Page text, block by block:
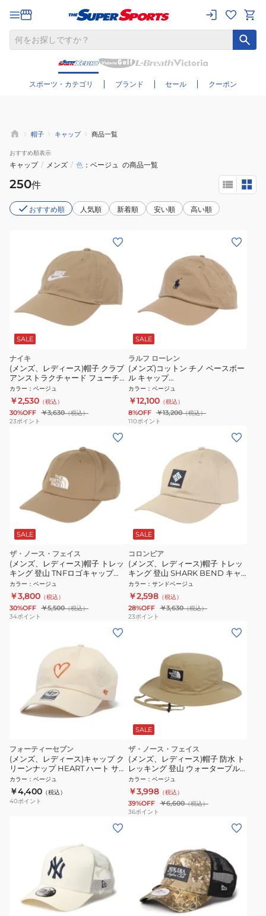
スポーツ・カテゴリ ブランド セール クーポン
さらに絞り込む
帽子 キャップ 商品一覧
おすすめ順表示
キャップ / メンズ / 色 ベージュ の商品一覧
250件
おすすめ順 人気順 新着順 安い順 高い順
SALE
ナイキ
(メンズ、レディース)帽子 クラブ
アンストラクチャード フューチュ
ラ ウォッシュ キャップ ベージュ
54-59cm FB5368-297 スポーツ
キャップ
カラー ： ベージュ
￥2,530 （税込）
30%OFF ￥3,630（税込）
23ポイント
SALE
ラルフ ローレン
(メンズ)コットン チノ ベースボー
ル キャップ
MAPOHGS0J421242250
カラー ： ベージュ
￥12,100 （税込）
8%OFF ￥13,200（税込）
110ポイント
SALE
ザ・ノース・フェイス
(メンズ、レディース)帽子 トレッ
キング 登山 TNFロゴキャップ
NN02642 CK
カラー ： ベージュ
￥3,800 （税込）
30%OFF ￥5,500（税込）
34ポイント
SALE
コロンビア
(メンズ、レディース)帽子 トレッ
キング 登山 SHARK BEND キャ
ップ PU5753 270
カラー ： サンドベージュ
￥2,598 （税込）
28%OFF ￥3,630（税込）
23ポイント
フォーティーセブン
(メンズ、レディース)キャップ ク
リーンナップ HEART ハート サン
ドストーム 14920372
カラー ： ベージュ
￥4,400 （税込）
40ポイント
SALE
ザ・ノース・フェイス
(メンズ、レディース)帽子 防水 ト
レッキング 登山 ウォータープル
ーフ ホライズンハット NN02544
KT
カラー ： ベージュ
￥3,998 （税込）
39%OFF ￥6,600（税込）
36ポイント